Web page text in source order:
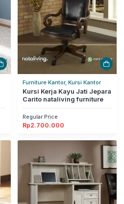
Furniture Kantor, Kursi Kantor
Kursi Kerja Kayu Jati Jepara
Carito nataliving furniture
Regular Price
Rp2.700.000